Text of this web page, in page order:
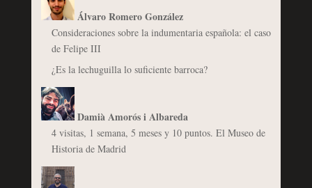
Álvaro Romero González
Consideraciones sobre la indumentaria española: el caso
de Felipe III
¿Es la lechuguilla lo suficiente barroca?
Damià Amorós i Albareda
4 visitas, 1 semana, 5 meses y 10 puntos. El Museo de
Historia de Madrid